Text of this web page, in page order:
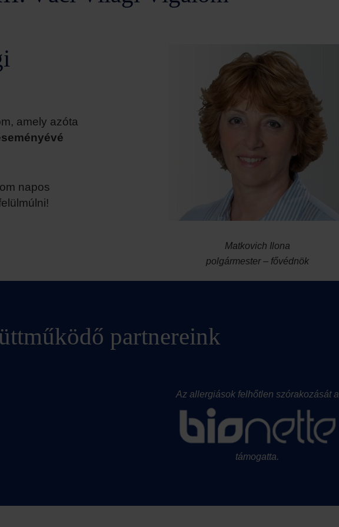
amely azóta
napos
Matkovich Ilona
polgármester – fővédnök
partnereink
Az allergiások felhőtlen szórakozását a
támogatta.